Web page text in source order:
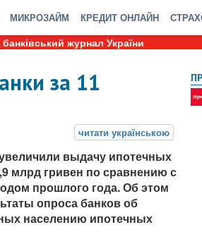
МИКРОЗАЙМ КРЕДИТ ОНЛАЙН
журнал України
за 11
выдачу ипотечных
млрд гривен по сравнению с
прошлого года. Об этом
опроса банков об
населению ипотечных